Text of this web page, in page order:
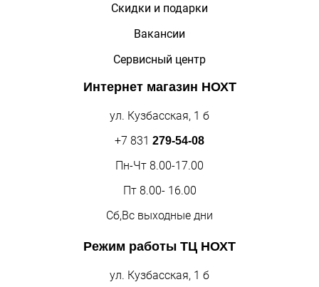
Скидки и подарки
Вакансии
Сервисный центр
Интернет магазин НОХТ
ул. Кузбасская, 1 б
+7 831 279-54-08
Пн-Чт 8.00-17.00
Пт 8.00- 16.00
Сб,Вс выходные дни
Режим работы ТЦ НОХТ
ул. Кузбасская, 1 б